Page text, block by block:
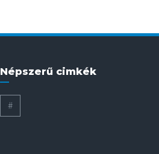
Népszerű cimkék
#